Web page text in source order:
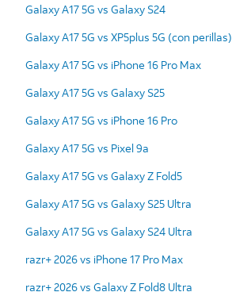
Galaxy A17 5G vs Galaxy S24
Galaxy A17 5G vs XP5plus 5G (con perillas)
Galaxy A17 5G vs iPhone 16 Pro Max
Galaxy A17 5G vs Galaxy S25
Galaxy A17 5G vs iPhone 16 Pro
Galaxy A17 5G vs Pixel 9a
Galaxy A17 5G vs Galaxy Z Fold5
Galaxy A17 5G vs Galaxy S25 Ultra
Galaxy A17 5G vs Galaxy S24 Ultra
razr+ 2026 vs iPhone 17 Pro Max
razr+ 2026 vs Galaxy Z Fold8 Ultra